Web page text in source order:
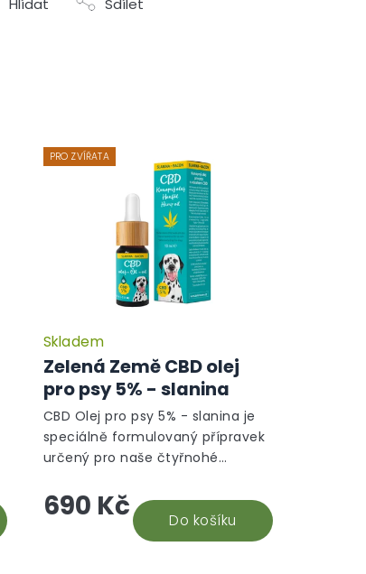
Hlídat Sdílet
PRO ZVÍŘATA
Zelená Země CBD olej
pro psy 5% - slanina
Skladem
690 Kč Do košíku
CBD Olej pro psy 5% - slanina je
speciálně formulovaný přípravek
určený pro naše čtyřnohé
pečlivě vybraných konopných
extraktů, které...